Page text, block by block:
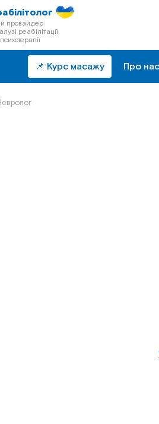
провайдер
реабілітації,
📌 Курс масажу Про нас